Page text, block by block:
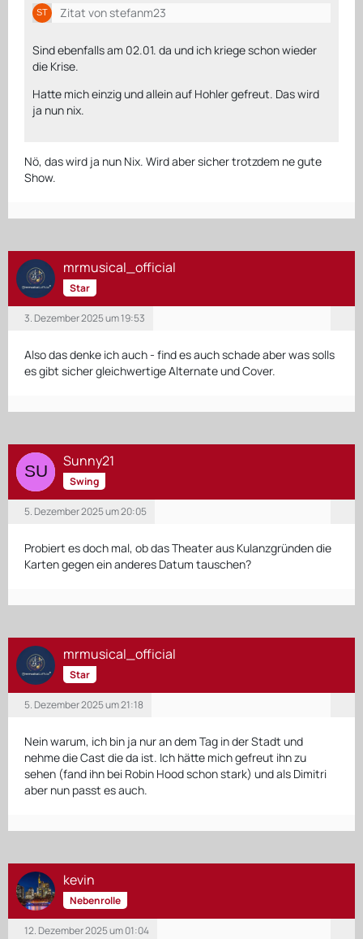
Zitat von stefanm23
Sind ebenfalls am 02.01. da und ich kriege schon wieder
die Krise.
Hatte mich einzig und allein auf Hohler gefreut. Das wird
ja nun nix.
Nö, das wird ja nun Nix. Wird aber sicher trotzdem ne gute
Show.
mrmusical_official
Star
3. Dezember 2025 um 19:53
Also das denke ich auch - find es auch schade aber was solls
es gibt sicher gleichwertige Alternate und Cover.
Sunny21
Swing
5. Dezember 2025 um 20:05
Probiert es doch mal, ob das Theater aus Kulanzgründen die
Karten gegen ein anderes Datum tauschen?
mrmusical_official
Star
5. Dezember 2025 um 21:18
Nein warum, ich bin ja nur an dem Tag in der Stadt und
nehme die Cast die da ist. Ich hätte mich gefreut ihn zu
sehen (fand ihn bei Robin Hood schon stark) und als Dimitri
aber nun passt es auch.
kevin
Nebenrolle
12. Dezember 2025 um 01:04